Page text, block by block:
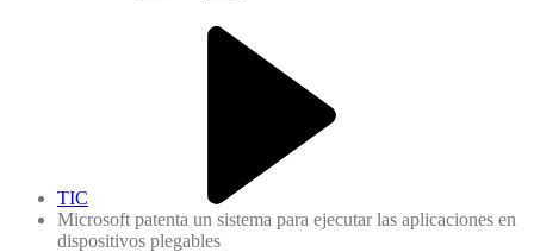
TIC
Microsoft patenta un sistema para ejecutar las aplicaciones en
dispositivos plegables